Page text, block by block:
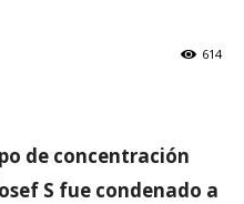
614
de concentración
S fue condenado a